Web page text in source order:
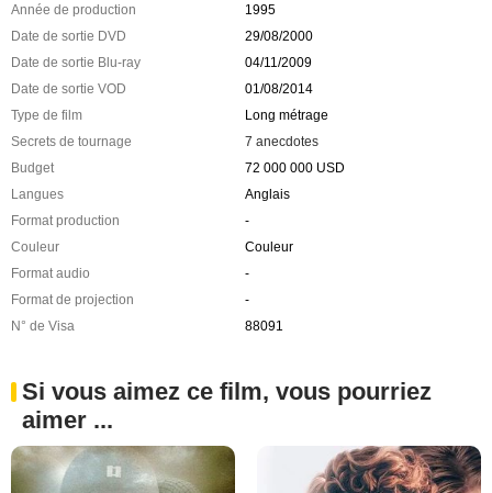
Année de production
1995
Date de sortie DVD
29/08/2000
Date de sortie Blu-ray
04/11/2009
Date de sortie VOD
01/08/2014
Type de film
Long métrage
Secrets de tournage
7 anecdotes
Budget
72 000 000 USD
Langues
Anglais
Format production
-
Couleur
Couleur
Format audio
-
Format de projection
-
N° de Visa
88091
Si vous aimez ce film, vous pourriez
aimer ...